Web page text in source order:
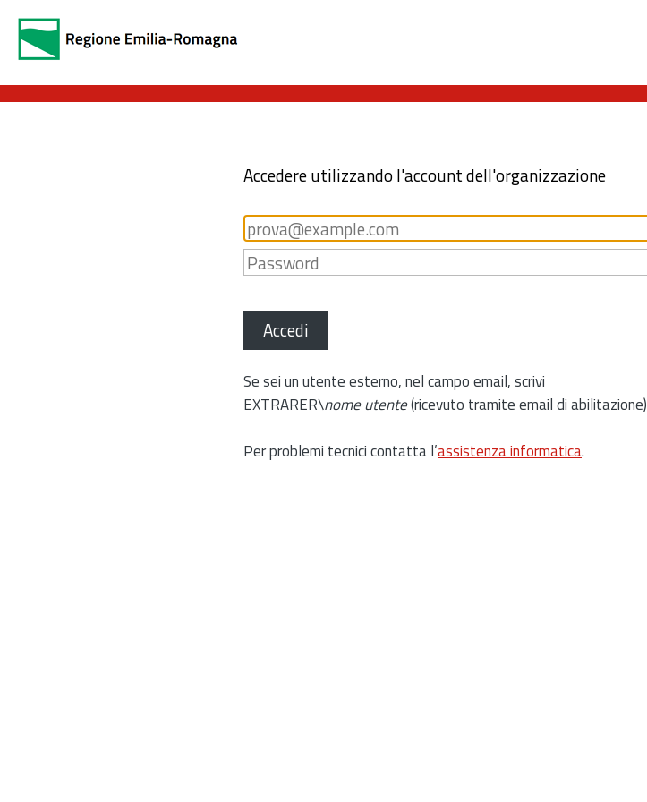
Accedere utilizzando l'account dell'organizzazione
Accedi
Se sei un utente esterno, nel campo email, scrivi
EXTRARER\nome utente(ricevuto tramite email di abilitazione)
Per problemi tecnici contatta l’assistenza informatica.